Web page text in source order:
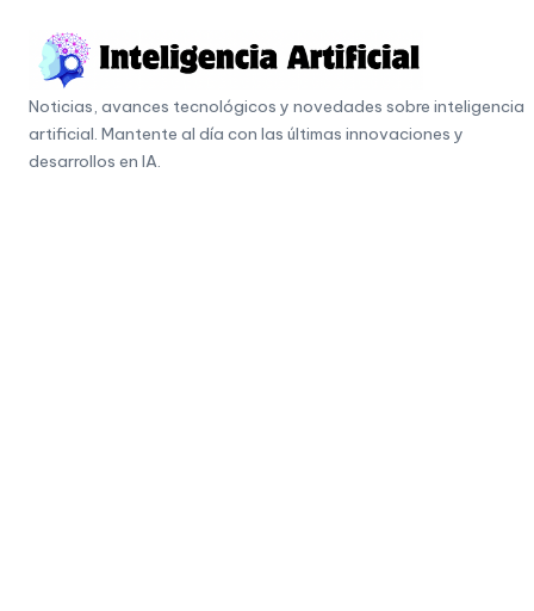
content
I
n
t
Noticias, avances tecnológicos y novedades sobre inteligencia
artificial. Mantente al día con las últimas innovaciones y
desarrollos en IA.